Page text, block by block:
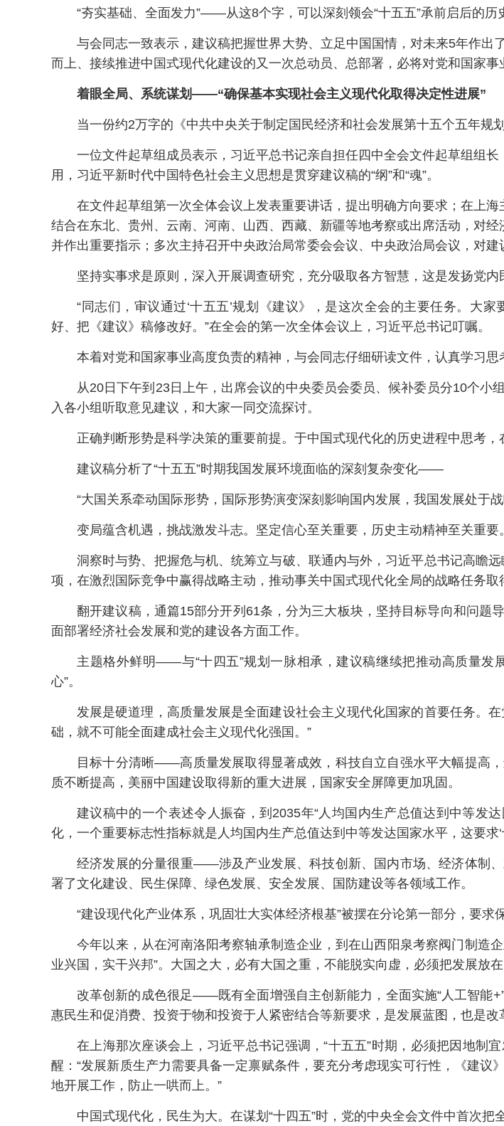
“夯实基础、全面发力”——从这8个字，可以深刻领会“十五五”承前启后的历
与会同志一致表示，建议稿把握世界大势、立足中国国情，对未来5年作
而上、接续推进中国式现代化建设的又一次总动员、总部署，必将对党和国家事
着眼全局、系统谋划——“确保基本实现社会主义现代化取得决定性进展”
当一份约2万字的《中共中央关于制定国民经济和社会发展第十五个五年规
一位文件起草组成员表示，习近平总书记亲自担任四中全会文件起草组组
用，习近平新时代中国特色社会主义思想是贯穿建议稿的“纲”和“魂”。
在文件起草组第一次全体会议上发表重要讲话，提出明确方向要求；在上
结合在东北、贵州、云南、河南、山西、西藏、新疆等地考察或出席活动，对
并作出重要指示；多次主持召开中央政治局常委会会议、中央政治局会议，对
坚持实事求是原则，深入开展调查研究，充分吸取各方智慧，这是发扬党内
“同志们，审议通过‘十五五’规划《建议》，是这次全会的主要任务。大
好、把《建议》稿修改好。”在全会的第一次全体会议上，习近平总书记叮嘱。
本着对党和国家事业高度负责的精神，与会同志仔细研读文件，认真学习思
从20日下午到23日上午，出席会议的中央委员会委员、候补委员分10个
入各小组听取意见建议，和大家一同交流探讨。
正确判断形势是科学决策的重要前提。于中国式现代化的历史进程中思考，
建议稿分析了“十五五”时期我国发展环境面临的深刻复杂变化——
“大国关系牵动国际形势，国际形势演变深刻影响国内发展，我国发展处于
变局蕴含机遇，挑战激发斗志。坚定信心至关重要，历史主动精神至关重要。
洞察时与势、把握危与机、统筹立与破、联通内与外，习近平总书记高瞻
项，在激烈国际竞争中赢得战略主动，推动事关中国式现代化全局的战略任务
翻开建议稿，通篇15部分开列61条，分为三大板块，坚持目标导向和问
面部署经济社会发展和党的建设各方面工作。
主题格外鲜明——与“十四五”规划一脉相承，建议稿继续把推动高质量发
心”。
发展是硬道理，高质量发展是全面建设社会主义现代化国家的首要任务。
础，就不可能全面建成社会主义现代化强国。”
目标十分清晰——高质量发展取得显著成效，科技自立自强水平大幅提高
质不断提高，美丽中国建设取得新的重大进展，国家安全屏障更加巩固。
建议稿中的一个表述令人振奋，到2035年“人均国内生产总值达到中等发
化，一个重要标志性指标就是人均国内生产总值达到中等发达国家水平，这要求
经济发展的分量很重——涉及产业发展、科技创新、国内市场、经济体制
署了文化建设、民生保障、绿色发展、安全发展、国防建设等各领域工作。
“建设现代化产业体系，巩固壮大实体经济根基”被摆在分论第一部分，要
今年以来，从在河南洛阳考察轴承制造企业，到在山西阳泉考察阀门制造
业兴国，实干兴邦”。大国之大，必有大国之重，不能脱实向虚，必须把发展放在
改革创新的成色很足——既有全面增强自主创新能力，全面实施“人工智能
惠民生和促消费、投资于物和投资于人紧密结合等新要求，是发展蓝图，也是改
在上海那次座谈会上，习近平总书记强调，“十五五”时期，必须把因地制
醒：“发展新质生产力需要具备一定禀赋条件，要充分考虑现实可行性，《建
地开展工作，防止一哄而上。”
中国式现代化，民生为大。在谋划“十四五”时，党的中央全会文件中首次